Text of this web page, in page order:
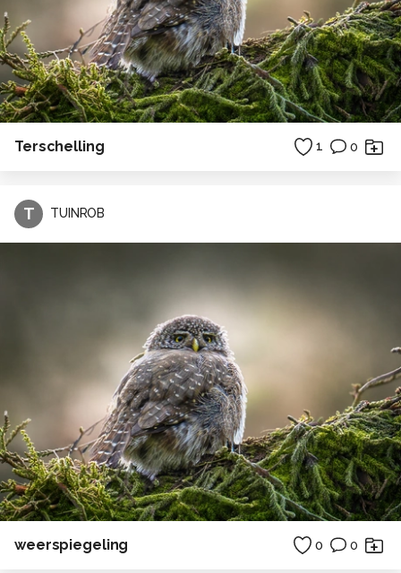
Terschelling 1 0
T TUINROB
weerspiegeling 0 0